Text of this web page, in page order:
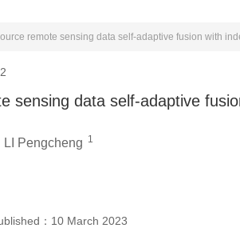
remote sensing data self-adaptive fusion with
sensing data self-adaptive
LI Pengcheng 1
： 10 March 2023